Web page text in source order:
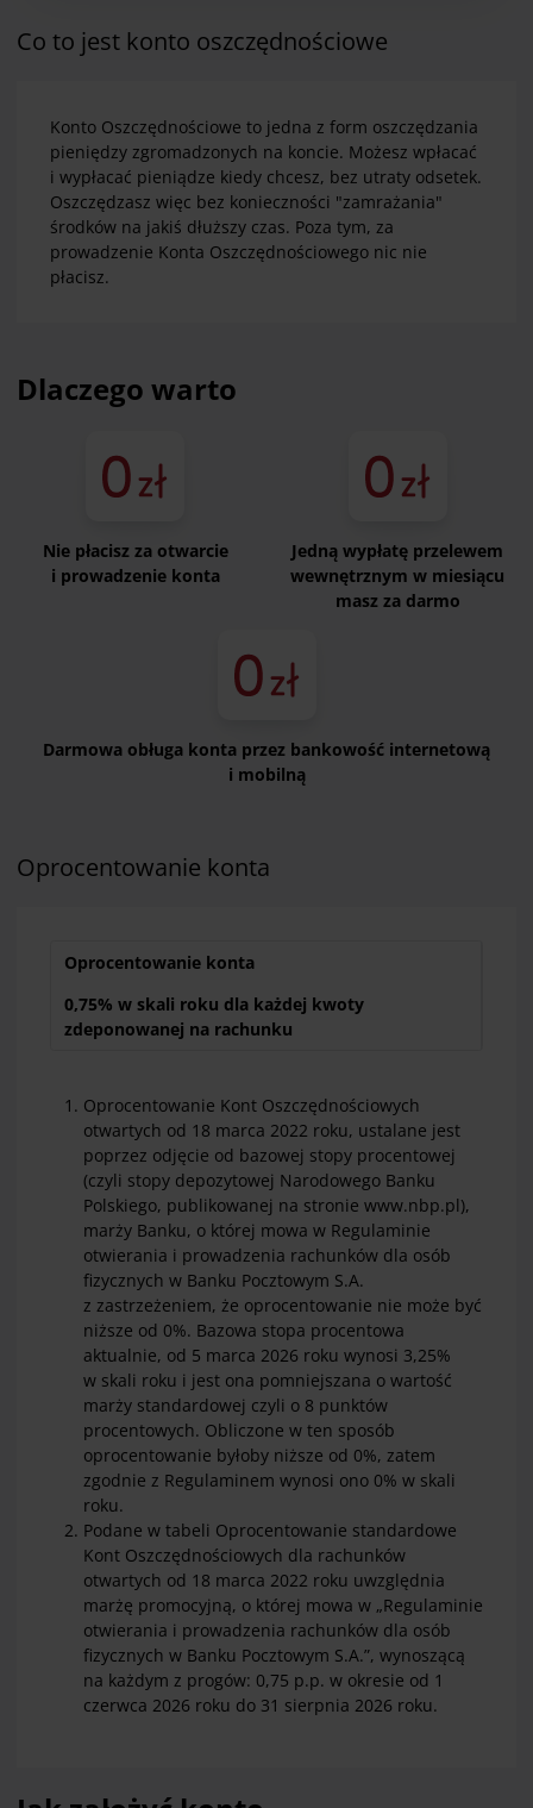
Co to jest konto oszczędnościowe
Konto Oszczędnościowe to jedna z form oszczędzania
pieniędzy zgromadzonych na koncie. Możesz wpłacać
i wypłacać pieniądze kiedy chcesz, bez utraty odsetek.
Oszczędzasz więc bez konieczności "zamrażania"
środków na jakiś dłuższy czas. Poza tym, za
prowadzenie Konta Oszczędnościowego nic nie
płacisz.
Dlaczego warto
Nie płacisz za otwarcie
i prowadzenie konta
Jedną wypłatę przelewem
wewnętrznym w miesiącu
masz za darmo
Darmowa obługa konta przez bankowość internetową
i mobilną
Oprocentowanie konta
Oprocentowanie konta
0,75% w skali roku dla każdej kwoty
zdeponowanej na rachunku
Oprocentowanie Kont Oszczędnościowych
otwartych od 18 marca 2022 roku, ustalane jest
poprzez odjęcie od bazowej stopy procentowej
(czyli stopy depozytowej Narodowego Banku
Polskiego, publikowanej na stronie www.nbp.pl),
marży Banku, o której mowa w Regulaminie
otwierania i prowadzenia rachunków dla osób
fizycznych w Banku Pocztowym S.A.
z zastrzeżeniem, że oprocentowanie nie może być
niższe od 0%. Bazowa stopa procentowa
aktualnie, od 5 marca 2026 roku wynosi 3,25%
w skali roku i jest ona pomniejszana o wartość
marży standardowej czyli o 8 punktów
procentowych. Obliczone w ten sposób
oprocentowanie byłoby niższe od 0%, zatem
zgodnie z Regulaminem wynosi ono 0% w skali
roku.
Podane w tabeli Oprocentowanie standardowe
Kont Oszczędnościowych dla rachunków
otwartych od 18 marca 2022 roku uwzględnia
marżę promocyjną, o której mowa w „Regulaminie
otwierania i prowadzenia rachunków dla osób
fizycznych w Banku Pocztowym S.A.”, wynoszącą
na każdym z progów: 0,75 p.p. w okresie od 1
czerwca 2026 roku do 31 sierpnia 2026 roku.